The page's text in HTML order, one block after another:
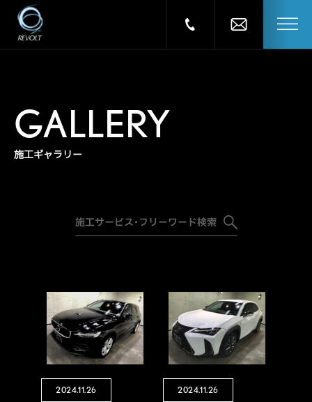
GALLERY
施工ギャラリー
2024.11.26 2024.11.26